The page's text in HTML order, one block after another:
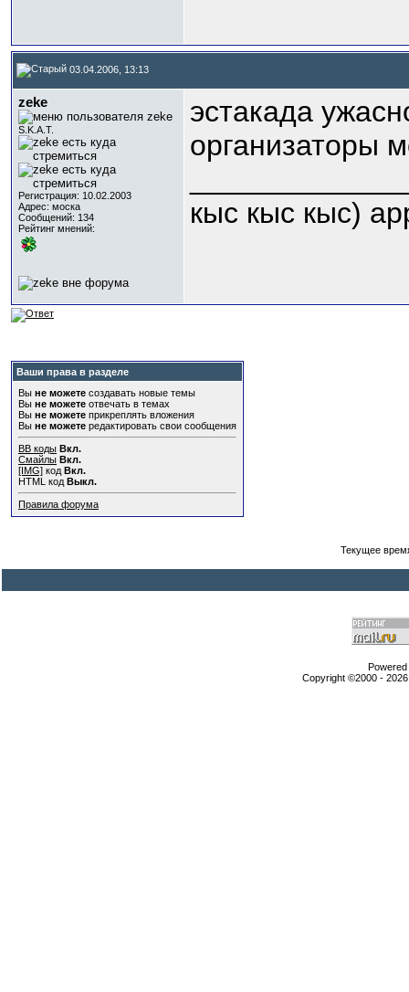
03.04.2006, 13:13
zeke
S.K.A.T.
Регистрация: 10.02.2003
Адрес: моска
Сообщений: 134
Рейтинг мнений:
эстакада
организаторы
кыс кыс кыс)
Ваши права в разделе
Вы не можете создавать новые темы
Вы не можете отвечать в темах
Вы не можете прикреплять вложения
Вы не можете редактировать свои сообщения
BB коды Вкл.
Смайлы Вкл.
[IMG] код Вкл.
HTML код Выкл.
Правила форума
Текущее
Copyright ©2000 -